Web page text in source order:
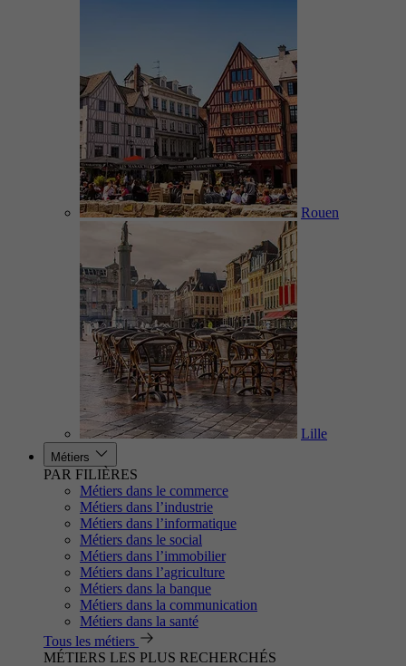
Rouen
Lille
Métiers
PAR FILIÈRES
Métiers dans le commerce
Métiers dans l’industrie
Métiers dans l’informatique
Métiers dans le social
Métiers dans l’immobilier
Métiers dans l’agriculture
Métiers dans la banque
Métiers dans la communication
Métiers dans la santé
Tous les métiers
MÉTIERS LES PLUS RECHERCHÉS